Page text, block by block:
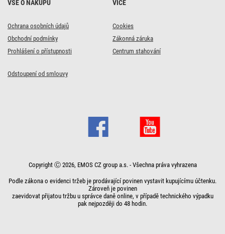
VŠE O NÁKUPU
Ochrana osobních údajů
Obchodní podmínky
Prohlášení o přístupnosti
VÍCE
Cookies
Zákonná záruka
Centrum stahování
Odstoupení od smlouvy
Copyright Ⓒ 2026, EMOS CZ group a.s. - Všechna práva vyhrazena
Podle zákona o evidenci tržeb je prodávající povinen vystavit kupujícímu účtenku.
Zároveň je povinen
zaevidovat přijatou tržbu u správce daně online, v případě technického výpadku
pak nejpozději do 48 hodin.